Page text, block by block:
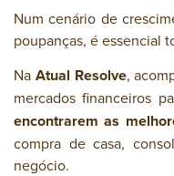
Num cenário de
poupanças, é essencial
Na Atual Resolve,
mercados financeiros
encontrarem as
compra de casa,
negócio.